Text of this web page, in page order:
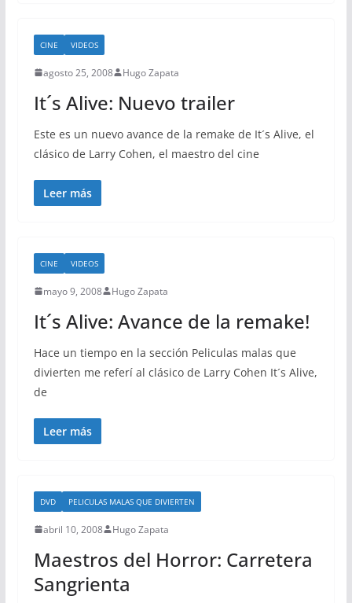
CINE VIDEOS
agosto 25, 2008 Hugo Zapata
It´s Alive: Nuevo trailer
Este es un nuevo avance de la remake de It´s Alive, el
clásico de Larry Cohen, el maestro del cine
Leer más
CINE VIDEOS
mayo 9, 2008 Hugo Zapata
It´s Alive: Avance de la remake!
Hace un tiempo en la sección Peliculas malas que
divierten me referí al clásico de Larry Cohen It´s Alive,
de
Leer más
DVD PELICULAS MALAS QUE DIVIERTEN
abril 10, 2008 Hugo Zapata
Maestros del Horror: Carretera
Sangrienta